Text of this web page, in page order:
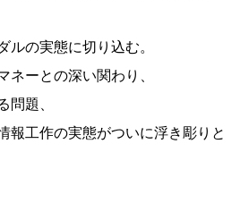
ルの実態に切り込む。
ネーとの深い関わり、
問題、
報工作の実態がついに浮き彫りと